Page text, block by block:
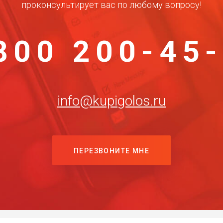
проконсультирует вас по любому вопросу!
200-
info@kupigolos.ru
ПЕРЕЗВОНИТЕ МНЕ